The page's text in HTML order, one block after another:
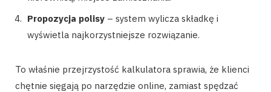
Propozycja polisy – system wylicza składkę i
wyświetla najkorzystniejsze rozwiązanie.
To właśnie przejrzystość kalkulatora sprawia, że klienci
chętnie sięgają po narzędzie online, zamiast spędzać